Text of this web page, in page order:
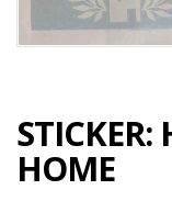
STICKER:
HOME